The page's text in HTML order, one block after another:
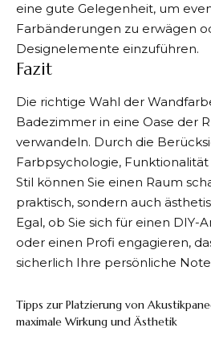
eine gute Gelegenheit, um
Farbänderungen zu erwägen
Designelemente einzuführen.
Fazit
Die richtige Wahl der
Badezimmer in eine Oase der
verwandeln. Durch die
Farbpsychologie,
Stil können Sie einen Raum
praktisch, sondern auch
Egal, ob Sie sich für einen DIY-
oder einen Profi engagieren,
sicherlich Ihre persönliche
Tipps zur Platzierung von
maximale Wirkung und Ästhetik